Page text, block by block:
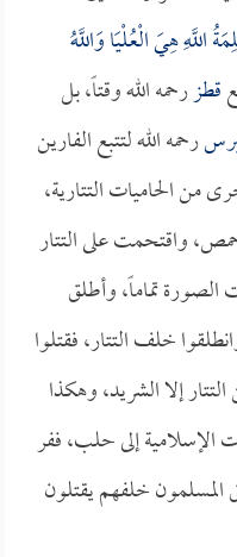
هِيَ الْعُلْيَا وَاللَّهُ
قطزرحمه الله وقتاً، بل
رحمه الله لتتبع الفارين
من الحاميات التتارية،
واقتحمت على التتار
تماماً، وأطلق
خلف التتار، فقتلوا
إلا الشريد، وهكذا
إلى حلب، ففر
المسلمون خلفهم يقتلون